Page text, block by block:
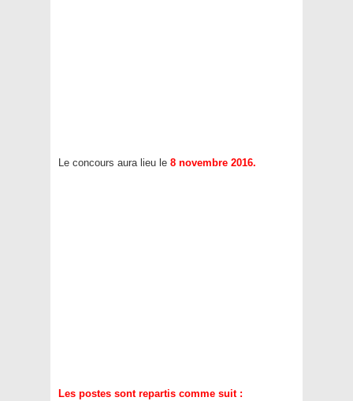
Le concours aura lieu le 8 novembre 2016.
Les postes sont repartis comme suit :